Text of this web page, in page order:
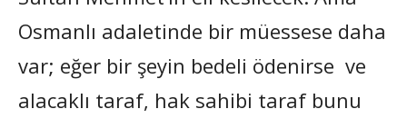
Osmanlı adaletinde bir müessese daha
var; eğer bir şeyin bedeli ödenirse ve
alacaklı taraf, hak sahibi taraf bunu